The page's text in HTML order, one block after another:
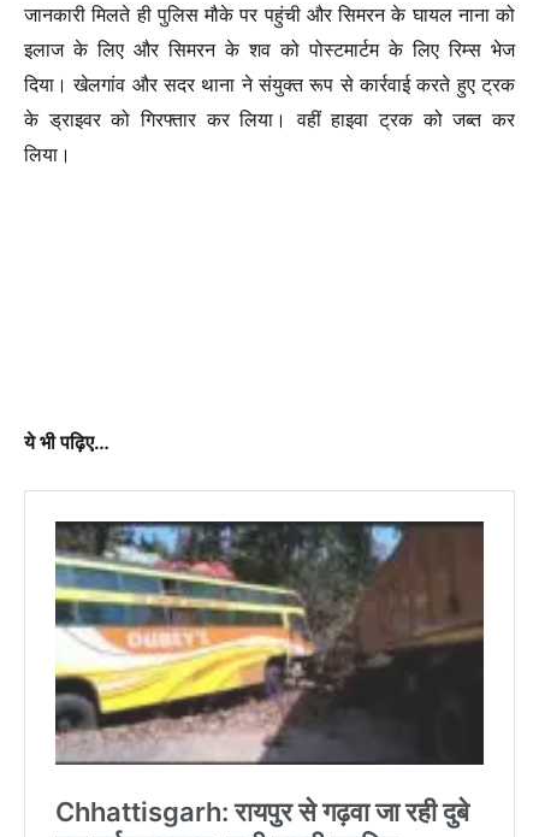
जानकारी मिलते ही पुलिस मौके पर पहुंची और सिमरन के घायल नाना को
इलाज के लिए और सिमरन के शव को पोस्टमार्टम के लिए रिम्स भेज
दिया। खेलगांव और सदर थाना ने संयुक्त रूप से कार्रवाई करते हुए ट्रक
के ड्राइवर को गिरफ्तार कर लिया। वहीं हाइवा ट्रक को जब्त कर
लिया।
ये भी पढ़िए…